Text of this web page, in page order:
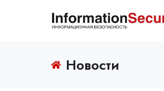
Новости